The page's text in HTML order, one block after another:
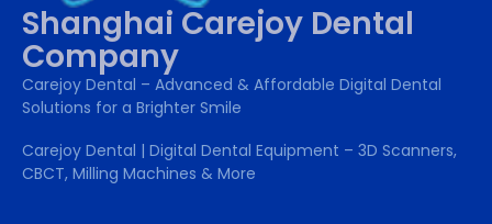
Shanghai Carejoy Dental
Company
Carejoy Dental – Advanced & Affordable Digital Dental
Solutions for a Brighter Smile
Carejoy Dental | Digital Dental Equipment – 3D Scanners,
CBCT, Milling Machines & More